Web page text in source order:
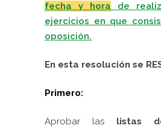
fecha y hora de
ejercicios en que
oposición.
En esta resolución se
Primero:
Aprobar las listas